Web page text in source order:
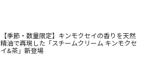
【季節・数量限定】キンモクセイの香りを天然
精油で再現した「スチームクリーム キンモクセ
イ&茶」新登場